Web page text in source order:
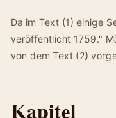
Da im Text (1) einige
veröffentlicht 1759."
von dem Text (2)
Kapitel